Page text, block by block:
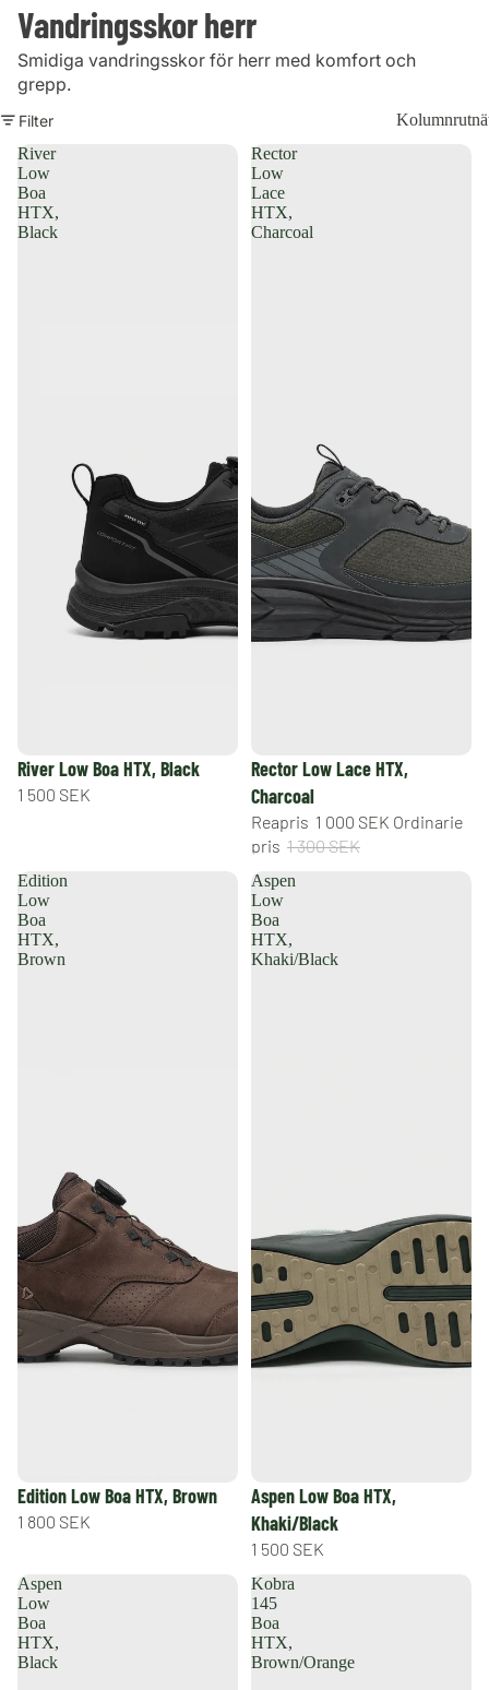
Vandringsskor herr
Smidiga vandringsskor för herr med komfort och
grepp.
Filter
River
Low
Boa
HTX,
Black
River Low Boa HTX, Black
1 500 SEK
Rector
Low
Lace
HTX,
Charcoal
REA
Rector Low Lace HTX,
Charcoal
Reapris 1 000 SEK Ordinarie
pris 1 300 SEK
Edition
Low
Boa
HTX,
Brown
Edition Low Boa HTX, Brown
1 800 SEK
Aspen
Low
Boa
HTX,
Khaki/Black
Aspen Low Boa HTX,
Khaki/Black
1 500 SEK
Aspen
Low
Boa
HTX,
Black
Kobra
145
Boa
HTX,
Brown/Orange